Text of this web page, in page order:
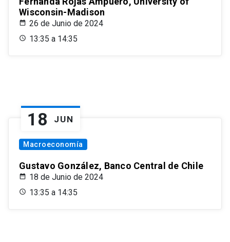
Wisconsin-Madison
26 de Junio de 2024
13:35 a 14:35
18 JUN
Macroeconomía
Gustavo González, Banco Central de Chile
18 de Junio de 2024
13:35 a 14:35